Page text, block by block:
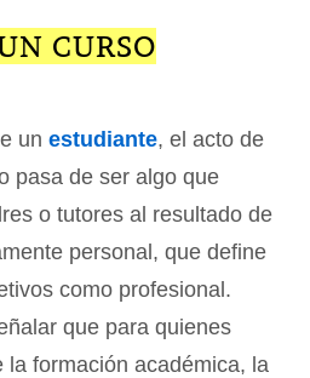
CURSO
un estudiante, el acto de
pasa de ser algo que
o tutores al resultado de
personal, que define
como profesional.
que para quienes
la formación académica, la